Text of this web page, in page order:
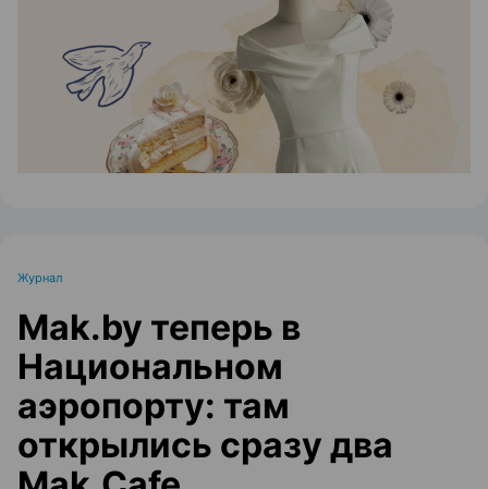
ЭФФЕКТИВНАЯ РЕКЛАМА НА САЙТЕ
Журнал
Mak.by теперь в
Национальном
аэропорту: там
открылись сразу два